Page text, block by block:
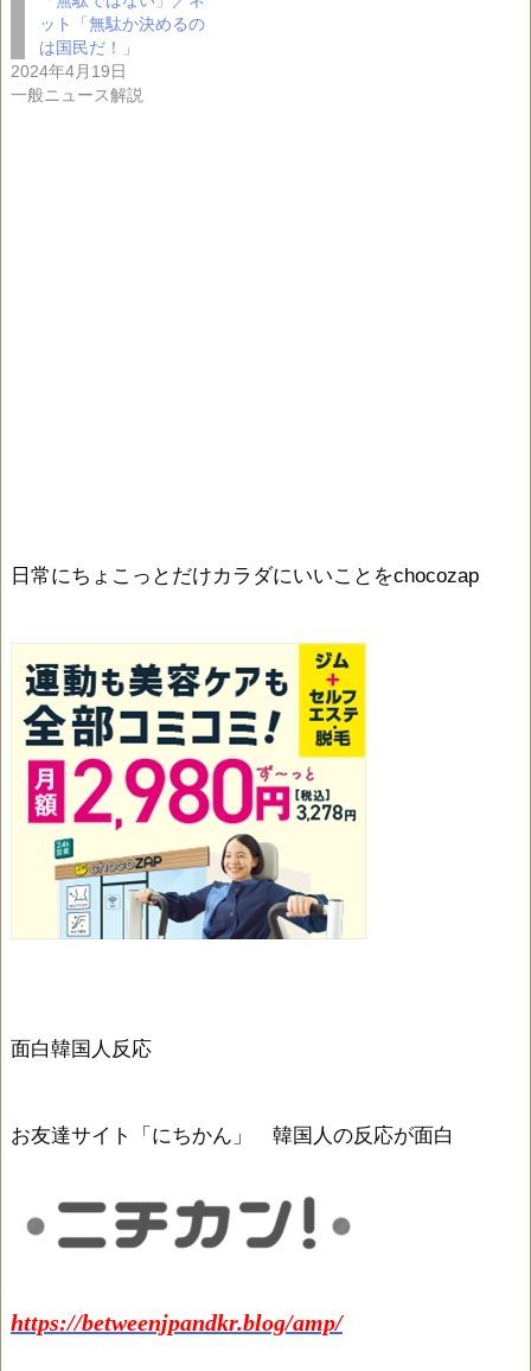
ット「無駄か決めるの
は国民だ！」
2024年4月19日
一般ニュース解説
日常にちょこっとだけカラダにいいことをchocozap
面白韓国人反応
お友達サイト「にちかん」 韓国人の反応が面白
https://betweenjpandkr.blog/amp/